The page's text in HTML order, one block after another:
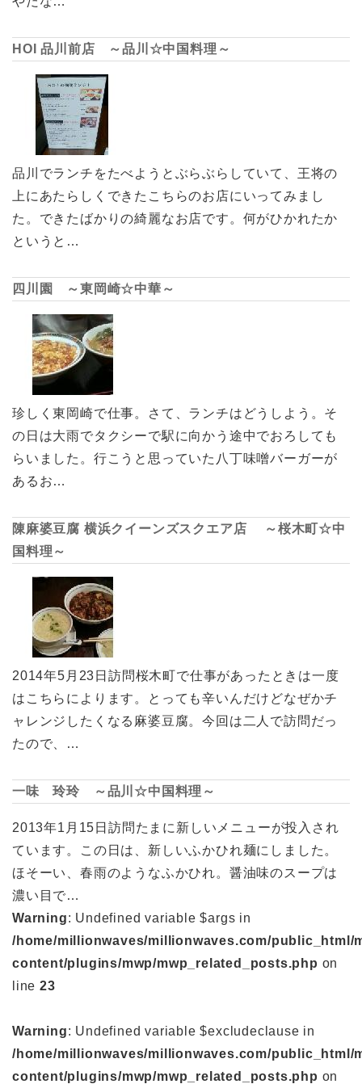
HOI 品川前店 ～品川☆中国料理～
品川でランチをたべようとぶらぶらしていて、王将の
上にあたらしくできたこちらのお店にいってみまし
た。できたばかりの綺麗なお店です。何がひかれたか
というと…
四川園 ～東岡崎☆中華～
珍しく東岡崎で仕事。さて、ランチはどうしよう。そ
の日は大雨でタクシーで駅に向かう途中でおろしても
らいました。行こうと思っていた八丁味噌バーガーが
あるお…
陳麻婆豆腐 横浜クイーンズスクエア店 ～桜木町☆中
国料理～
2014年5月23日訪問桜木町で仕事があったときは一度
はこちらによります。とっても辛いんだけどなぜかチ
ャレンジしたくなる麻婆豆腐。今回は二人で訪問だっ
たので、…
一味 玲玲 ～品川☆中国料理～
2013年1月15日訪問たまに新しいメニューが投入され
ています。この日は、新しいふかひれ麺にしました。
ほそーい、春雨のようなふかひれ。醤油味のスープは
濃い目で…
Warning: Undefined variable $args in
/home/millionwaves/millionwaves.com/public_html/
content/plugins/mwp/mwp_related_posts.php on
line 23
Warning: Undefined variable $excludeclause in
/home/millionwaves/millionwaves.com/public_html/
content/plugins/mwp/mwp_related_posts.php on